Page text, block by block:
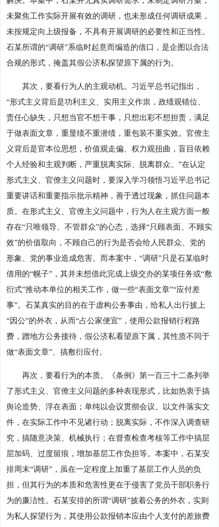
未聚焦工作实际开展有效的调研，也未形成任何调研成果，
未按规定向上级报备，不具有开展调研的必要性和正当性。
石某所谓的“调研”系临时起意而编造的借口，是企图以合法
合规的形式，掩盖其假公济私探望原下属的行为。
其次，要看行为人的主观动机。习近平总书记指出，
“形式主义背后是功利主义、实用主义作祟，政绩观错位、
责任心缺失，只想当官不想干事，只想出彩不想担责，满足
于做表面文章，重显绩不重潜绩，重包装不重实效。官僚主
义背后是官本位思想，价值观走偏、权力观扭曲，盲目依赖
个人经验和主观判断，严重脱离实际、脱离群众。”在认定
形式主义、官僚主义问题时，要深入学习领悟习近平总书记
重要讲话和重要指示批示精神，善于透过现象，抓住问题本
质。在形式主义、官僚主义问题中，行为人在主观方面一般
存在“只唯领导、不管群众”的心态，选择“只顾表面、不顾实
效”的价值取向，不顾自己的行为是否会给人民群众、党的
形象、党的事业造成危害。而本案中，“调研”只是石某临时
借用的“幌子”，其并未想借此完成上级交办的某项任务或“敷
衍式”推动本单位的相关工作，做一些“表面文章”“应付差
事”。石某真实的目的在于虚构公务事由，给私人出行披上
“因公”的外衣，从而“占公家便宜”，使用公款报销行程路
费，蹭地方公务接待，假公济私看望原下属，其性质不同于
做“表面文章”、搞敷衍应付。
再次，要看行为的本质。《条例》第一百三十二条列举
了形式主义、官僚主义问题的多种表现形式，比如热衷于搞
舆论造势、浮在表面；单纯以会议贯彻会议、以文件落实文
件，在实际工作中不见诸行动；脱离实际，不作深入调查研
究，搞随意决策、机械执行；在督查检查考核等工作中搞层
层加码、过度留痕，增加基层工作负担等。本案中，石某安
排周末“调研”，虽在一定程度上加重了基层工作人员的负
担，但其行为的本质和危害性更在于侵害了党员干部职务行
为的廉洁性。石某安排的所谓“调研”披着公务的外衣，实则
为私人探望行为，其使用公款报销本应由个人支付的差旅费